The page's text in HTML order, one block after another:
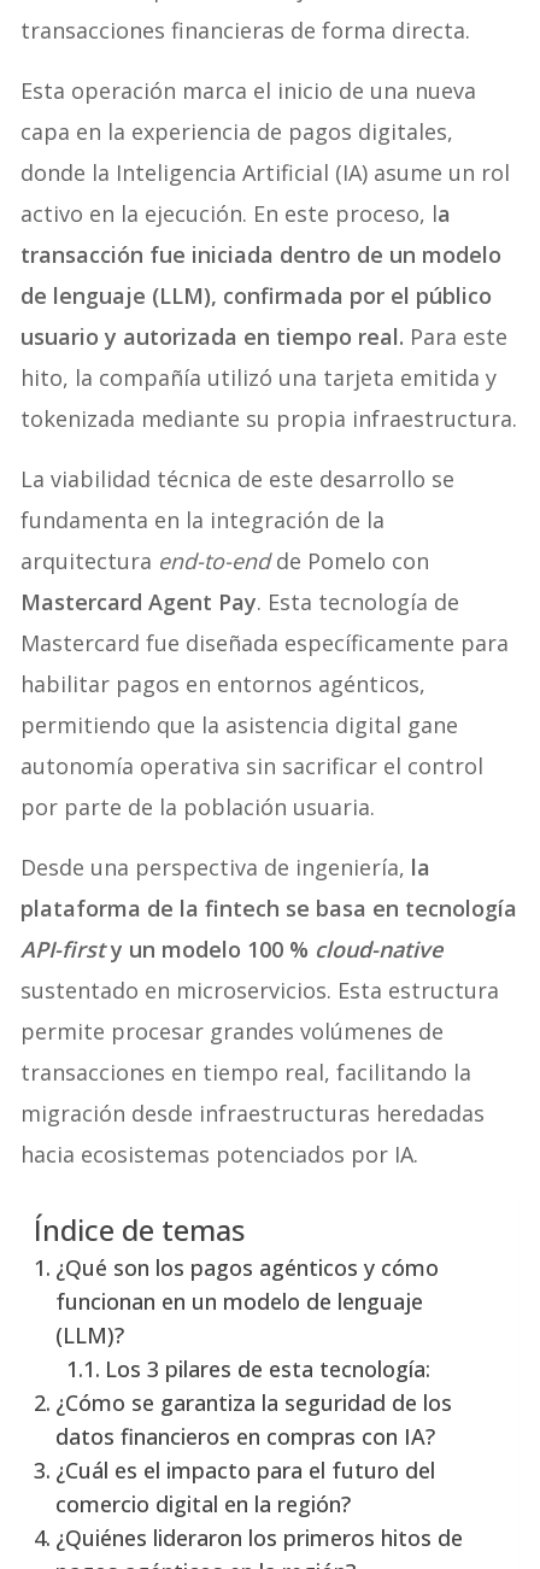
transacciones financieras de forma directa.
Esta operación marca el inicio de una nueva
capa en la experiencia de pagos digitales,
donde la Inteligencia Artificial (IA) asume un rol
activo en la ejecución. En este proceso, la
transacción fue iniciada dentro de un modelo
de lenguaje (LLM), confirmada por el público
usuario y autorizada en tiempo real. Para este
hito, la compañía utilizó una tarjeta emitida y
tokenizada mediante su propia infraestructura.
La viabilidad técnica de este desarrollo se
fundamenta en la integración de la
arquitectura end-to-endde Pomelo con
Mastercard Agent Pay. Esta tecnología de
Mastercard fue diseñada específicamente para
habilitar pagos en entornos agénticos,
permitiendo que la asistencia digital gane
autonomía operativa sin sacrificar el control
por parte de la población usuaria.
Desde una perspectiva de ingeniería, la
plataforma de la fintech se basa en tecnología
API-firsty un modelo 100 % cloud-native
sustentado en microservicios. Esta estructura
permite procesar grandes volúmenes de
transacciones en tiempo real, facilitando la
migración desde infraestructuras heredadas
hacia ecosistemas potenciados por IA.
Índice de temas
¿Qué son los pagos agénticos y cómo
funcionan en un modelo de lenguaje
(LLM)?
Los 3 pilares de esta tecnología:
¿Cómo se garantiza la seguridad de los
datos financieros en compras con IA?
¿Cuál es el impacto para el futuro del
comercio digital en la región?
¿Quiénes lideraron los primeros hitos de